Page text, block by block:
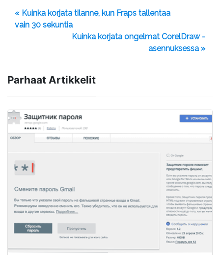
« Kuinka korjata tilanne, kun Fraps tallentaa
vain 30 sekuntia
Kuinka korjata ongelmat CorelDraw -
asennuksessa »
Parhaat Artikkelit